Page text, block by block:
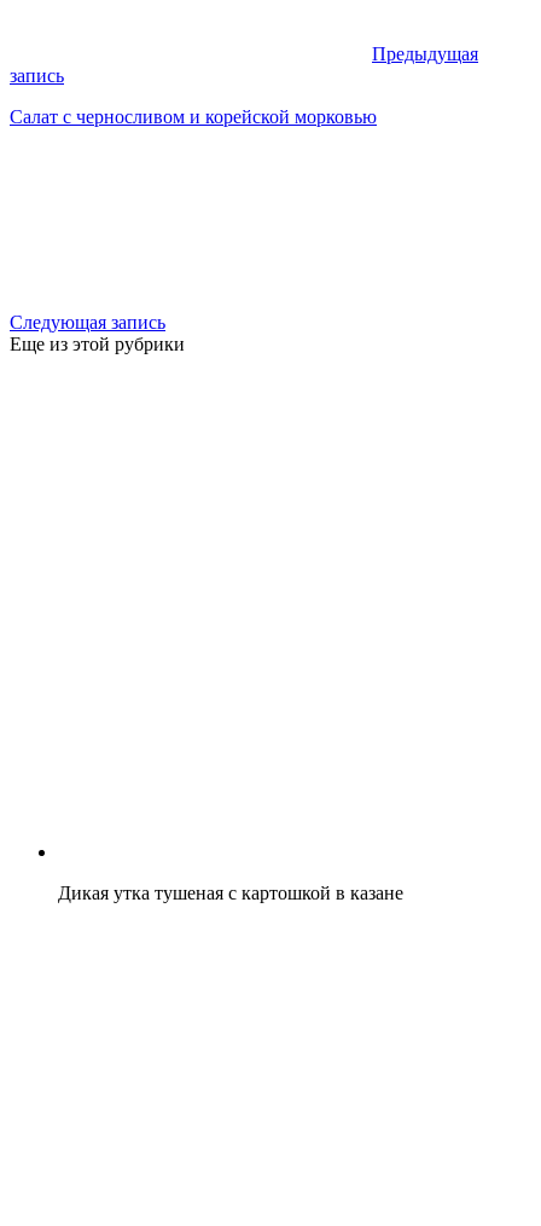
Предыдущая
запись
Салат с черносливом и корейской морковью
Следующая запись
Еще из этой рубрики
Дикая утка тушеная с картошкой в казане